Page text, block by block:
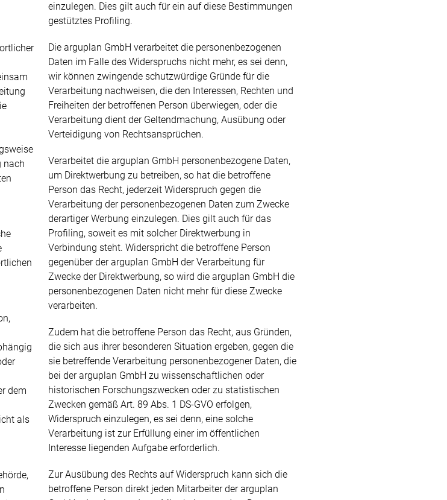
nach
dem
als
einzulegen. Dies gilt auch für ein auf diese Bestimmungen
gestütztes Profiling.
Die arguplan GmbH verarbeitet die personenbezogenen
Daten im Falle des Widerspruchs nicht mehr, es sei denn,
wir können zwingende schutzwürdige Gründe für die
Verarbeitung nachweisen, die den Interessen, Rechten und
Freiheiten der betroffenen Person überwiegen, oder die
Verarbeitung dient der Geltendmachung, Ausübung oder
Verteidigung von Rechtsansprüchen.
Verarbeitet die arguplan GmbH personenbezogene Daten,
um Direktwerbung zu betreiben, so hat die betroffene
Person das Recht, jederzeit Widerspruch gegen die
Verarbeitung der personenbezogenen Daten zum Zwecke
derartiger Werbung einzulegen. Dies gilt auch für das
Profiling, soweit es mit solcher Direktwerbung in
Verbindung steht. Widerspricht die betroffene Person
gegenüber der arguplan GmbH der Verarbeitung für
Zwecke der Direktwerbung, so wird die arguplan GmbH die
personenbezogenen Daten nicht mehr für diese Zwecke
verarbeiten.
Zudem hat die betroffene Person das Recht, aus Gründen,
die sich aus ihrer besonderen Situation ergeben, gegen die
sie betreffende Verarbeitung personenbezogener Daten, die
bei der arguplan GmbH zu wissenschaftlichen oder
historischen Forschungszwecken oder zu statistischen
Zwecken gemäß Art. 89 Abs. 1 DS-GVO erfolgen,
Widerspruch einzulegen, es sei denn, eine solche
Verarbeitung ist zur Erfüllung einer im öffentlichen
Interesse liegenden Aufgabe erforderlich.
Zur Ausübung des Rechts auf Widerspruch kann sich die
betroffene Person direkt jeden Mitarbeiter der arguplan